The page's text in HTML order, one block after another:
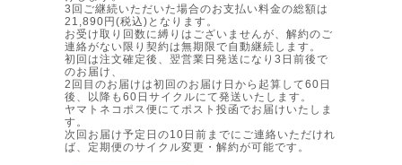
3回ご継続いただいた場合のお支払い料金の総額は
21,890円(税込)となります。
お受け取り回数に縛りはございませんが、解約のご
連絡がない限り契約は無期限で自動継続します。
初回は注文確定後、翌営業日発送になり3日前後で
のお届け、
2回目のお届けは初回のお届け日から起算して60日
後、以降も60日サイクルにて発送いたします。
ヤマトネコポス便にてポスト投函でお届けいたしま
す。
次回お届け予定日の10日前までにご連絡いただけれ
ば、定期便のサイクル変更・解約が可能です。